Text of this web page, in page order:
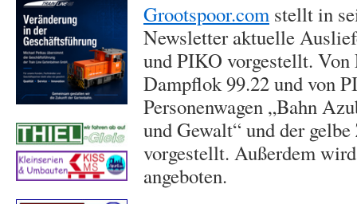
Grootspoor.com stellt in
Newsletter aktuelle
und PIKO vorgestellt.
Dampflok 99.22 und von
Personenwagen „Bahn
und Gewalt“ und der
vorgestellt. Außerdem
angeboten.